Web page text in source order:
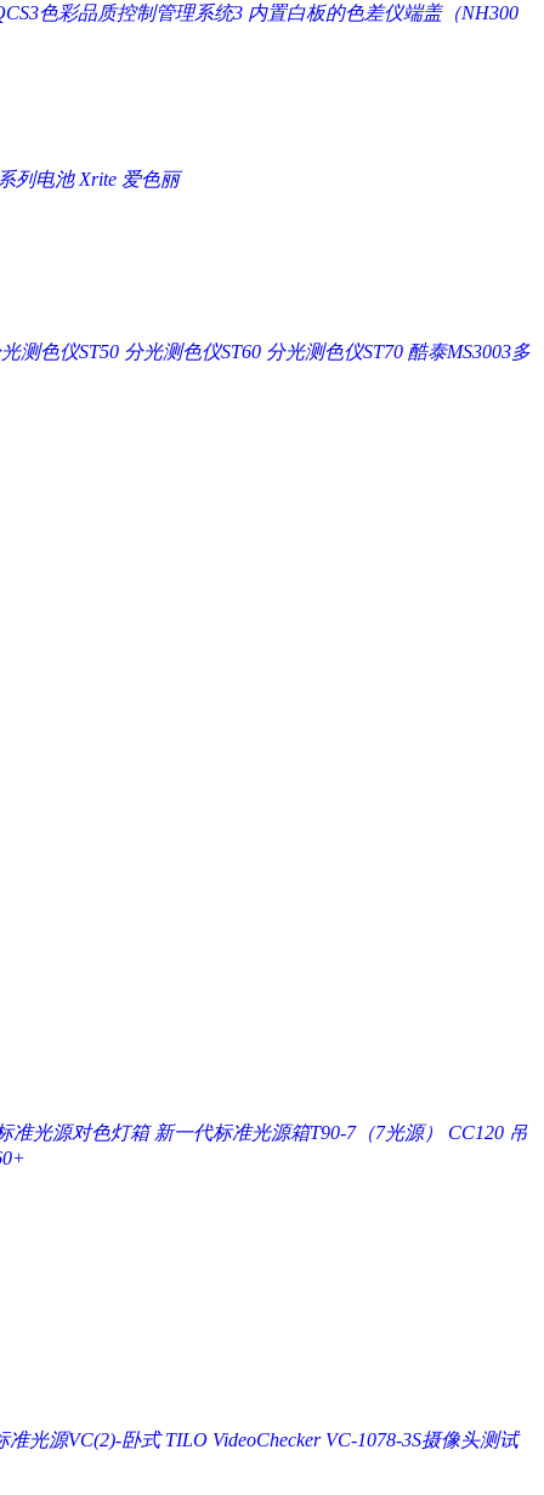
色彩品质控制管理系统3 内置白板的色差仪端盖（NH300
列电池 Xrite 爱色丽
测色仪ST50 分光测色仪ST60 分光测色仪ST70 酷泰MS3003多
准光源对色灯箱 新一代标准光源箱T90-7（7光源）
CC120 吊
光源VC(2)-卧式 TILO VideoChecker VC-1078-3S摄像头测试